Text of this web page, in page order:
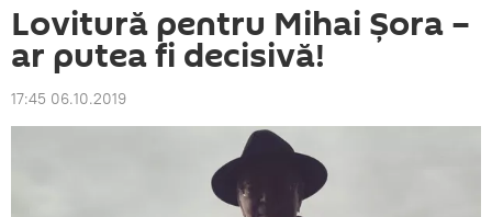
Lovitură pentru Mihai Șora –
ar putea fi decisivă!
17:45 06.10.2019